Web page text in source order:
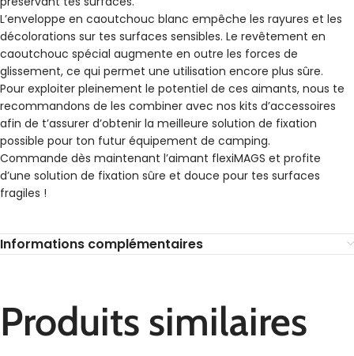
L’enveloppe en caoutchouc blanc empêche les rayures et les
décolorations sur tes surfaces sensibles. Le revêtement en
caoutchouc spécial augmente en outre les forces de
glissement, ce qui permet une utilisation encore plus sûre.
Pour exploiter pleinement le potentiel de ces aimants, nous te
recommandons de les combiner avec nos kits d’accessoires
afin de t’assurer d’obtenir la meilleure solution de fixation
possible pour ton futur équipement de camping.
Commande dès maintenant l’aimant flexiMAGS et profite
d’une solution de fixation sûre et douce pour tes surfaces
fragiles !
Informations complémentaires
Produits similaires